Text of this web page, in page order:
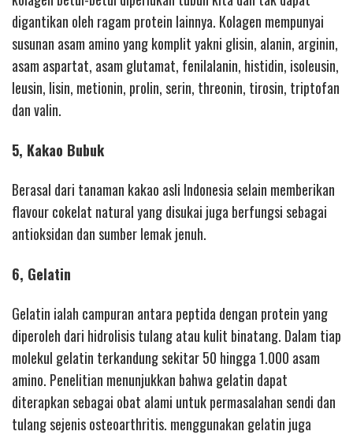
digantikan oleh ragam protein lainnya. Kolagen mempunyai
susunan asam amino yang komplit yakni glisin, alanin, arginin,
asam aspartat, asam glutamat, fenilalanin, histidin, isoleusin,
leusin, lisin, metionin, prolin, serin, threonin, tirosin, triptofan
dan valin.
5, Kakao Bubuk
Berasal dari tanaman kakao asli Indonesia selain memberikan
flavour cokelat natural yang disukai juga berfungsi sebagai
antioksidan dan sumber lemak jenuh.
6, Gelatin
Gelatin ialah campuran antara peptida dengan protein yang
diperoleh dari hidrolisis tulang atau kulit binatang. Dalam tiap
molekul gelatin terkandung sekitar 50 hingga 1.000 asam
amino. Penelitian menunjukkan bahwa gelatin dapat
diterapkan sebagai obat alami untuk permasalahan sendi dan
tulang sejenis osteoarthritis. menggunakan gelatin juga